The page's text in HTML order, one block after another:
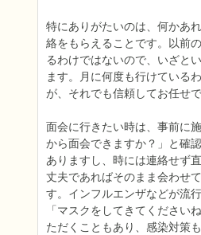
特にありがたいのは、何かあ
絡をもらえることです。以前
るわけではないので、いざと
ます。月に何度も行けている
が、それでも信頼してお任せで
面会に行きたい時は、事前に
から面会できますか？」と確
ありますし、時には連絡せず
丈夫であればそのまま会わせ
す。インフルエンザなどが流
「マスクをしてきてください
ただくこともあり、感染対策